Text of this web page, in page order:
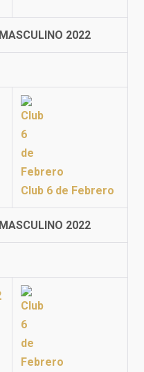
2022
Club 6 de Febrero
2022